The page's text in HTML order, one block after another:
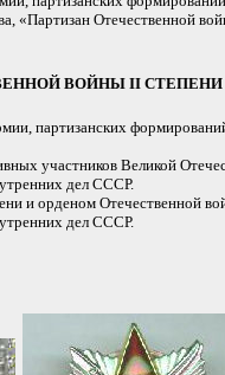
«Партизан Отечественной
ВОЙНЫ II СТЕПЕНИ
партизанских
участников Великой
дел СССР.
и орденом Отечественной
дел СССР.